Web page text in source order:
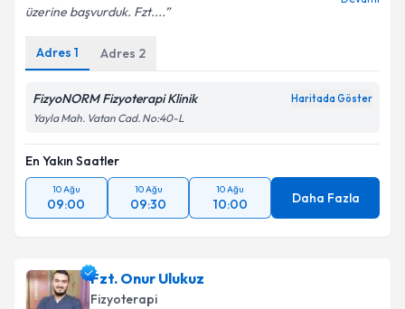
Kişisel verilerimin işlenmesine ilişkin
Metni'ni okudum ve kişisel verilerimin belirtilen
Takvim Talebini Gönder
üzerine başvurduk. Fzt....
Adres 1 Adres 2
FizyoNORM Fizyoterapi Klinik Haritada Göster
Yayla Mah. Vatan Cad. No:40-L
En Yakın Saatler
10 Ağu
09:00
10 Ağu
09:30
10 Ağu
10:00 Daha Fazla
Fzt. Onur Ulukuz
Fizyoterapi